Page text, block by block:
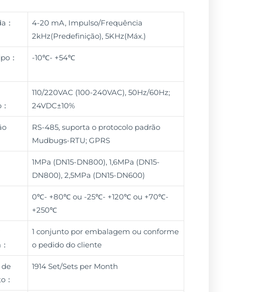
：
4-20 mA, Impulso/Frequência
2kHz(Predefinição), 5KHz(Máx.)
： -10℃- +54℃
110/220VAC (100-240VAC), 50Hz/60Hz;
24VDC±10%
RS-485, suporta o protocolo padrão
Mudbugs-RTU; GPRS
1MPa (DN15-DN800), 1,6MPa (DN15-
DN800), 2,5MPa (DN15-DN600)
0℃- +80℃ ou -25℃- +120℃ ou +70℃-
+250℃
1 conjunto por embalagem ou conforme
o pedido do cliente
：
1914 Set/Sets per Month